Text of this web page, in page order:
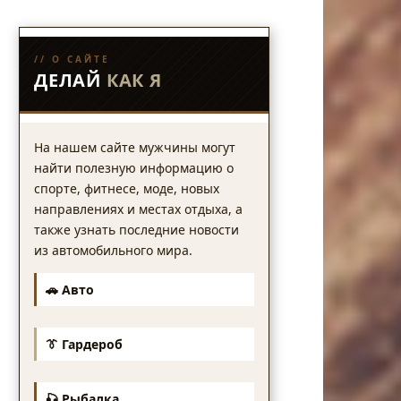
// О САЙТЕ
ДЕЛАЙ КАК Я
На нашем сайте мужчины могут
найти полезную информацию о
спорте, фитнесе, моде, новых
направлениях и местах отдыха, а
также узнать последние новости
из автомобильного мира.
🚗 Авто
👔 Гардероб